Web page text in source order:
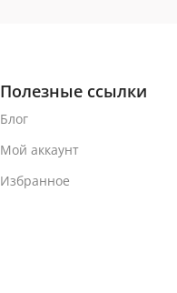
Полезные ссылки
Блог
Мой аккаунт
Избранное